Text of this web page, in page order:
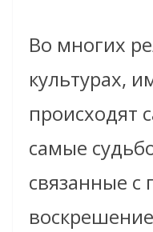
Во многих
культурах,
происходят
самые
связанные